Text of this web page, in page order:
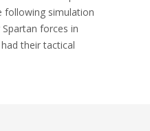
following simulation
forces in
their tactical